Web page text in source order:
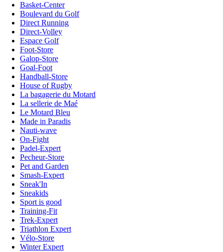
Basket-Center
Boulevard du Golf
Direct Running
Direct-Volley
Espace Golf
Foot-Store
Galop-Store
Goal-Foot
Handball-Store
House of Rugby
La bagagerie du Motard
La sellerie de Maé
Le Motard Bleu
Made in Paradis
Nauti-wave
On-Fight
Padel-Expert
Pecheur-Store
Pet and Garden
Smash-Expert
Sneak'In
Sneakids
Sport is good
Training-Fit
Trek-Expert
Triathlon Expert
Vélo-Store
Winter Expert